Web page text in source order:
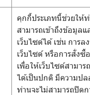
คุกกี้ประเภทนี้ช่วยให้
สามารถเข้าถึงข้อมูลแ
เว็บไซต์ได้ เช่น การล
เว็บไซต์ หรือการสั่งซื้
เพื่อให้เว็บไซต์สามาร
ได้เป็นปกติ มีความป
ท่านจะไม่สามารถปิดก